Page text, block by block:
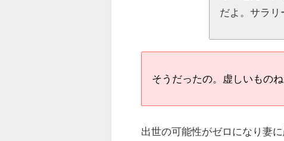
だよ。サラリ
そうだったの。虚しいもの
出世の可能性がゼロになり妻に